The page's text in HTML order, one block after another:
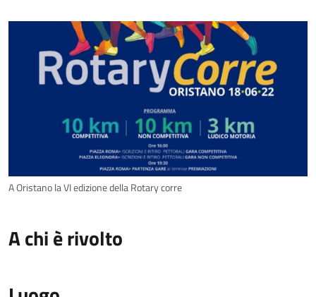
A Oristano la VI edizione della Rotary corre
A chi è rivolto